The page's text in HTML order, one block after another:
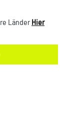
Länder Hier
ein oder